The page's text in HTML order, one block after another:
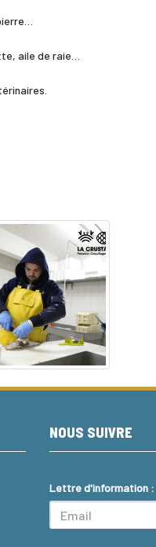
aile de raie…
NOUS SUIVRE
Lettre d'information :